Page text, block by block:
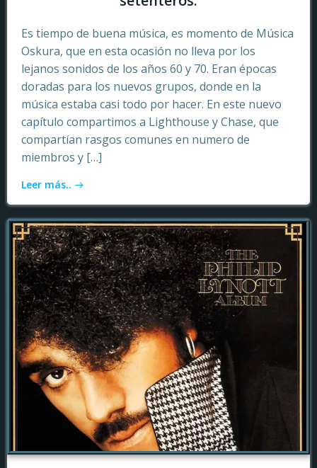
Es tiempo de buena música, es momento de Música
Oskura, que en esta ocasión no lleva por los
lejanos sonidos de los años 60 y 70. Eran épocas
doradas para los nuevos grupos, donde en la
música estaba casi todo por hacer. En este nuevo
capítulo compartimos a Lighthouse y Chase, que
compartían rasgos comunes en numero de
miembros y […]
Leer más..